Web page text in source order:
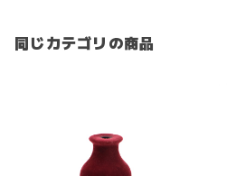
同じカテゴリの商品